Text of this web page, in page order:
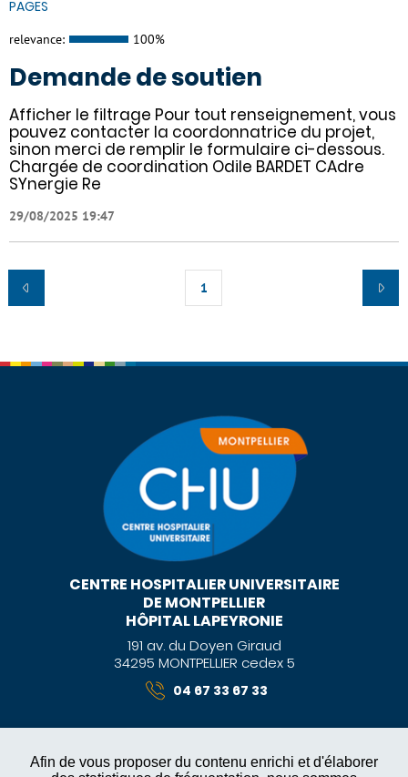
Afin de vous proposer du contenu enrichi et d'élaborer
PAGES
relevance: 100%
Demande de soutien
Afficher le filtrage Pour tout renseignement, vous
pouvez contacter la coordonnatrice du projet,
sinon merci de remplir le formulaire ci-dessous.
Chargée de coordination Odile BARDET CAdre
SYnergie Re
29/08/2025 19:47
1
CENTRE HOSPITALIER UNIVERSITAIRE
DE MONTPELLIER
HÔPITAL LAPEYRONIE
191 av. du Doyen Giraud
34295 MONTPELLIER cedex 5
04 67 33 67 33